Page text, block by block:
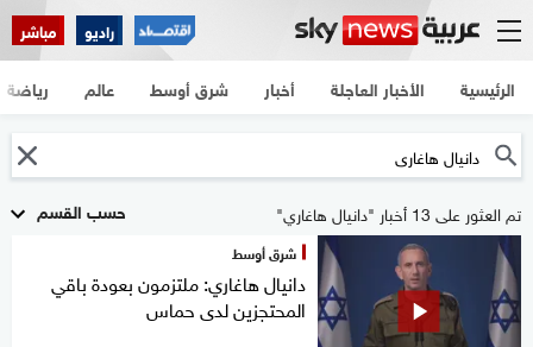
راديو مباشر
الرئيسية الأخبار العاجلة أخبار شرق أوسط عالم رياضة
حسب القسم تم العثور على 13 أخبار "دانيال هاغاري"
شرق أوسط
دانيال هاغاري: ملتزمون بعودة باقي
المحتجزين لدى حماس